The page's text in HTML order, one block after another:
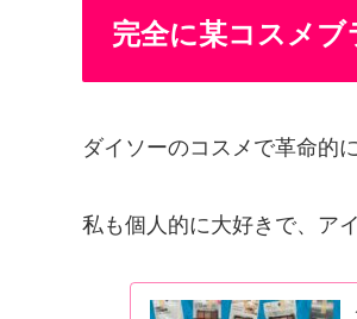
完全に某コスメ
ダイソーのコスメで革命的
私も個人的に大好きで、ア